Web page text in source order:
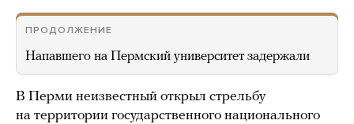
ПРОДОЛЖЕНИЕ
Напавшего на Пермский университет задержали
В Перми неизвестный открыл стрельбу
на территории государственного национального